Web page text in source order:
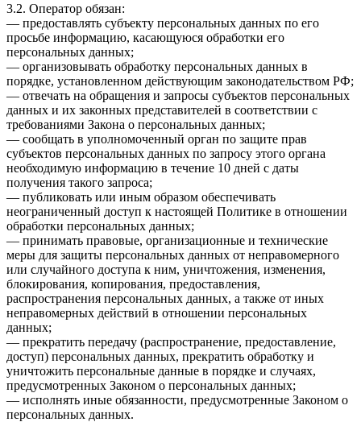
3.2. Оператор обязан:
— предоставлять субъекту персональных данных по его
просьбе информацию, касающуюся обработки его
персональных данных;
— организовывать обработку персональных данных в
порядке, установленном действующим законодательством РФ;
— отвечать на обращения и запросы субъектов персональных
данных и их законных представителей в соответствии с
требованиями Закона о персональных данных;
— сообщать в уполномоченный орган по защите прав
субъектов персональных данных по запросу этого органа
необходимую информацию в течение 10 дней с даты
получения такого запроса;
— публиковать или иным образом обеспечивать
неограниченный доступ к настоящей Политике в отношении
обработки персональных данных;
— принимать правовые, организационные и технические
меры для защиты персональных данных от неправомерного
или случайного доступа к ним, уничтожения, изменения,
блокирования, копирования, предоставления,
распространения персональных данных, а также от иных
неправомерных действий в отношении персональных
данных;
— прекратить передачу (распространение, предоставление,
доступ) персональных данных, прекратить обработку и
уничтожить персональные данные в порядке и случаях,
предусмотренных Законом о персональных данных;
— исполнять иные обязанности, предусмотренные Законом о
персональных данных.